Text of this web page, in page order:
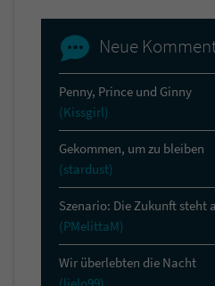
Neue
Penny, Prince und Ginny
(Kissgirl)
Gekommen, um zu bleiben
(stardust)
Szenario: Die Zukunft steht
(PMelittaM)
Wir überlebten die Nacht